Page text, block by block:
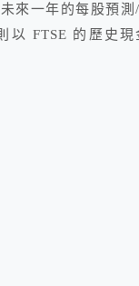
來一年的每股預
以 FTSE 的歷史